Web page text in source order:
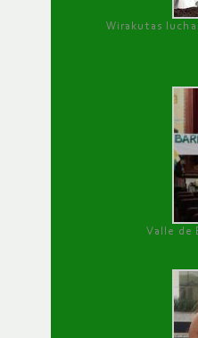
Wirakutas
Valle de